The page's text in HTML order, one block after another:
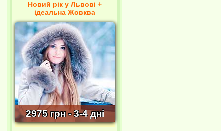
Новий рік у Львові +
ідеальна Жовква
2975 грн - 3-4 дні